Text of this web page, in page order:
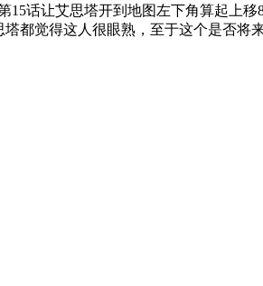
15话让艾思塔开到地图左下角算起上移
塔都觉得这人很眼熟，至于这个是否将